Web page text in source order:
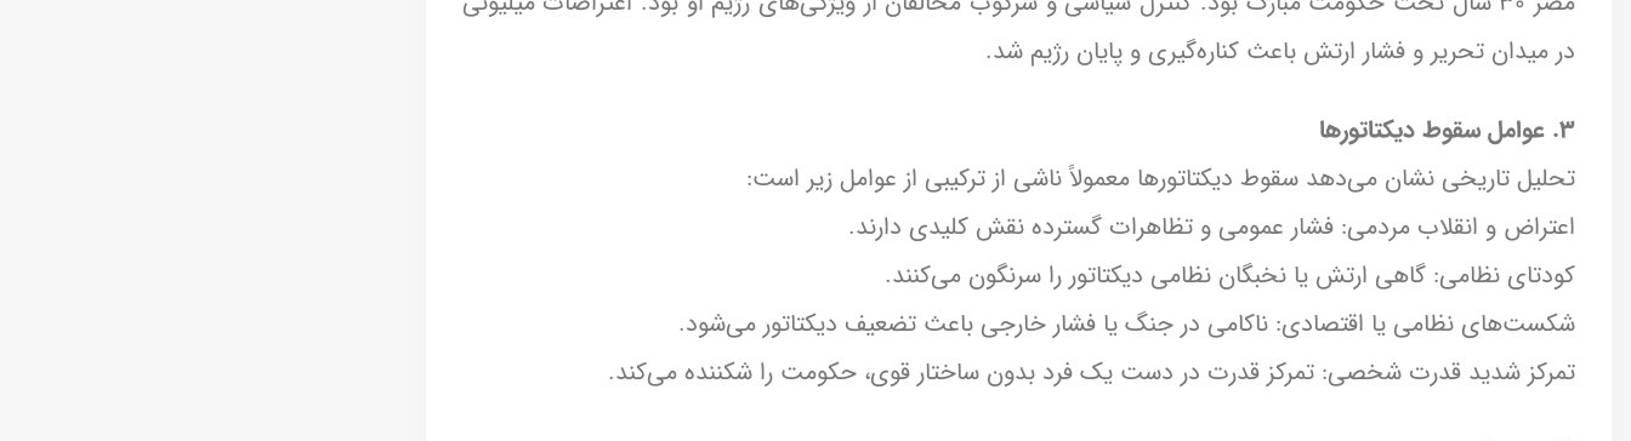
در میدان تحریر و فشار ارتش باعث کناره‌گیری و پایان رژیم شد.
۳. عوامل سقوط دیکتاتورها
تحلیل تاریخی نشان می‌دهد سقوط دیکتاتورها معمولاً ناشی از ترکیبی از عوامل زیر است:
اعتراض و انقلاب مردمی: فشار عمومی و تظاهرات گسترده نقش کلیدی دارند.
کودتای نظامی: گاهی ارتش یا نخبگان نظامی دیکتاتور را سرنگون می‌کنند.
شکست‌های نظامی یا اقتصادی: ناکامی در جنگ یا فشار خارجی باعث تضعیف دیکتاتور می‌شود.
تمرکز شدید قدرت شخصی: تمرکز قدرت در دست یک فرد بدون ساختار قوی، حکومت را شکننده می‌کند.